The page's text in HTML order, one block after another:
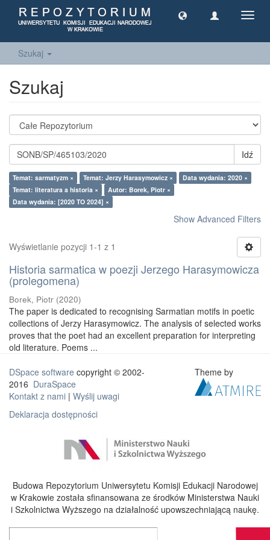
Szukaj
Szukaj
Idź
Temat: sarmatyzm × Temat: Jerzy Harasymowicz ×
Data wydania: 2020 ×
Temat: literatura a historia ×
Autor: Borek, Piotr ×
Data wydania: [2020 TO 2024] ×
Show Advanced Filters
Wyświetlanie pozycji 1-1 z 1
Historia sarmatica w poezji Jerzego Harasymowicza
(prolegomena)
Borek, Piotr (2020)
The paper is dedicated to recognising Sarmatian motifs in poetic
collections of Jerzy Harasymowicz. The analysis of selected works
proves that the poet had an excellent preparation for interpreting
old literature. Poems ...
DSpace software copyright © 2002-
2016 DuraSpace
Kontakt z nami | Wyślij uwagi
Deklaracja dostępności
Theme by
Budowa Repozytorium Uniwersytetu Komisji Edukacji Narodowej
w Krakowie została sfinansowana ze środków Ministerstwa Nauki
i Szkolnictwa Wyższego na działalność upowszechniającą naukę.